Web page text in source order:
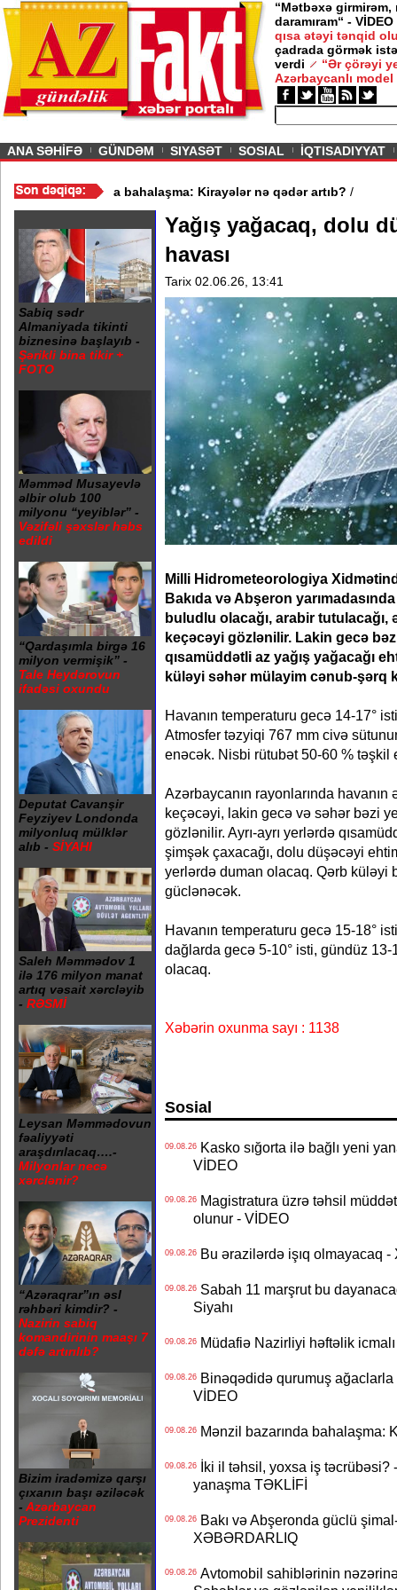
“Mətbəxə girmirəm,
daramıram“ - VİDEO
qısa ətəyi tənqid
çadrada görmək
verdi
“Ər çörəyi
Azərbaycanlı model
ANA SƏHİFƏ GÜNDƏM SIYASƏT SOSIAL İQTISADIYYAT
VİDEO/Mənzil bazarında bahalaşma: Kirayələr nə qədər artıb?
Sabiq sədr
Almaniyada tikinti
biznesinə başlayıb -
Şərikli bina tikir +
FOTO
Məmməd Musayevlə
əlbir olub 100
milyonu “yeyiblər” -
Vəzifəli şəxslər həbs
edildi
“Qardaşımla birgə 16
milyon vermişik” -
Tale Heydərovun
ifadəsi oxundu
Deputat Cavanşir
Feyziyev Londonda
milyonluq mülklər
alıb - SİYAHI
Saleh Məmmədov 1
ilə 176 milyon manat
artıq vəsait xərcləyib
- RƏSMİ
Leysan Məmmədovun
fəaliyyəti
araşdırılacaq….-
Milyonlar necə
xərclənir?
“Azəraqrar”ın əsl
rəhbəri kimdir? -
Nazirin sabiq
komandirinin maaşı 7
dəfə artırılıb?
Bizim iradəmizə qarşı
çıxanın başı əziləcək
- Azərbaycan
Prezidenti
Yağış yağacaq, dolu
havası
Tarix 02.06.26, 13:41
Milli Hidrometeorologiya
Bakıda və Abşeron
buludlu olacağı, arabir tutulacağı,
keçəcəyi gözlənilir. Lakin gecə
qısamüddətli az yağış yağacağı
küləyi səhər mülayim cənub-şərq
Havanın temperaturu gecə 14-17°
Atmosfer təzyiqi 767 mm civə
enəcək. Nisbi rütubət 50-60 % təşkil
Azərbaycanın rayonlarında
keçəcəyi, lakin gecə və səhər bəzi
gözlənilir. Ayrı-ayrı yerlərdə
şimşək çaxacağı, dolu düşəcəyi
yerlərdə duman olacaq. Qərb küləyi
güclənəcək.
Havanın temperaturu gecə 15-18°
dağlarda gecə 5-10° isti, gündüz 13-
olacaq.
Xəbərin oxunma sayı : 1138
Sosial
09.08.26Kasko sığorta ilə bağlı yeni
VİDEO
09.08.26Magistratura üzrə təhsil
olunur - VİDEO
09.08.26Bu ərazilərdə işıq olmayacaq
09.08.26Sabah 11 marşrut bu
Siyahı
09.08.26Müdafiə Nazirliyi həftəlik
09.08.26Binəqədidə qurumuş ağaclarla
VİDEO
09.08.26Mənzil bazarında bahalaşma:
09.08.26İki il təhsil, yoxsa iş təcrübəsi?
yanaşma TƏKLİFİ
09.08.26Bakı və Abşeronda güclü
XƏBƏRDARLIQ
09.08.26Avtomobil sahiblərinin